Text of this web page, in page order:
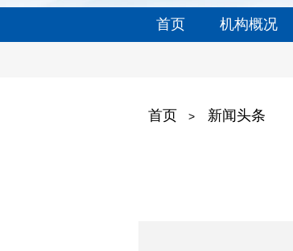
首页 机构概况
首页 > 新闻头条